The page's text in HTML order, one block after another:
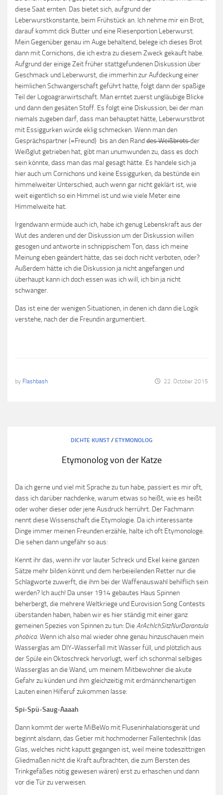
diese Saat ernten. Das bietet sich, aufgrund der
Leberwurstkonstante, beim Frühstück an. Ich nehme mir ein Brot,
darauf kommt dick Butter und eine Riesenportion Leberwurst.
Mein Gegenüber genau im Auge behaltend, belege ich dieses Brot
dann mit Cornichons, die ich extra zu diesem Zweck gekauft habe.
Aufgrund der einige Zeit früher stattgefundenen Diskussion über
Geschmack und Leberwurst, die immerhin zur Aufdeckung einer
heimlichen Schwangerschaft geführt hatte, folgt dann der spaßige
Teil der Logoagrarwirtschaft. Man erntet zuerst ungläubige Blicke
und dann den gesäten Stoff. Es folgt eine Diskussion, bei der man
niemals zugeben darf, dass man behauptet hätte, Leberwurstbrot
mit Essiggurken würde eklig schmecken. Wenn man den
Gesprächspartner (=Freund) bis an den Randdes Weißbrotsder
Weißglut getrieben hat, gibt man unumwunden zu, dass es doch
sein könnte, dass man das mal gesagt hätte. Es handele sich ja
hier auch um Cornichons und keine Essiggurken, da bestünde ein
himmelweiter Unterschied, auch wenn gar nicht geklärt ist, wie
weit eigentlich so ein Himmel ist und wie viele Meter eine
Himmelweite hat.
Irgendwann ermüde auch ich, habe ich genug Lebenskraft aus der
Wut des anderen und der Diskussion um der Diskussion willen
gesogen und antworte in schnippischem Ton, dass ich meine
Meinung eben geändert hätte, das sei doch nicht verboten, oder?
Außerdem hätte ich die Diskussion ja nicht angefangen und
überhaupt kann ich doch essen was ich will, ich bin ja nicht
schwanger.
Das ist eine der wenigen Situationen, in denen ich dann die Logik
verstehe, nach der die Freundin argumentiert.
by Flashbash 22. October 2015
DICHTE KUNST/ ETYMONOLOG
Etymonolog von der Katze
Da ich gerne und viel mit Sprache zu tun habe, passiert es mir oft,
dass ich darüber nachdenke, warum etwas so heißt, wie es heißt
oder woher dieser oder jene Ausdruck herrührt. Der Fachmann
nennt diese Wissenschaft die Etymologie. Da ich interessante
Dinge immer meinen Freunden erzähle, halte ich oft Etymonologe.
Die sehen dann ungefähr so aus:
Kennt ihr das, wenn ihr vor lauter Schreck und Ekel keine ganzen
Sätze mehr bilden könnt und dem herbeieilenden Retter nur die
Schlagworte zuwerft, die ihm bei der Waffenauswahl behilflich sein
werden? Ich auch! Da unser 1914 gebautes Haus Spinnen
beherbergt, die mehrere Weltkriege und Eurovision Song Contests
überstanden haben, haben wir es hier ständig mit einer ganz
gemeinen Spezies von Spinnen zu tun: DieArAchIchSitzNurDarantula
phobica. Wenn ich also mal wieder ohne genau hinzuschauen mein
Wasserglas am DIY-Wasserfall mit Wasser füll, und plötzlich aus
der Spüle ein Oktoschreck hervorlugt, werf ich schonmal selbiges
Wasserglas an die Wand, um meinem Mitbewohner die akute
Gefahr zu künden und ihm gleichzeitig mit erdmännchenartigen
Lauten einen Hilferuf zukommen lasse:
Spi-Spü-Saug-Aaaah
Dann kommt der werte MiBeWo mit Fluseninhalationsgerät und
beginnt alsdann, das Getier mit hochmoderner Fallentechnik (das
Glas, welches nicht kaputt gegangen ist, weil meine todeszittrigen
Gliedmaßen nicht die Kraft aufbrachten, die zum Bersten des
Trinkgefäßes nötig gewesen wären) erst zu erhaschen und dann
vor die Tür zu verweisen.